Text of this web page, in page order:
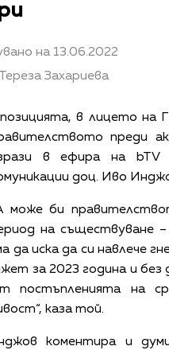
на 13.06.2022
Захариева
в лицето на
преди
в ефира на bTV
доц. Иво
може би
на съществуване
да иска да си навлече
за 2023 година и без
постъпленията на
каза той.
коментира и